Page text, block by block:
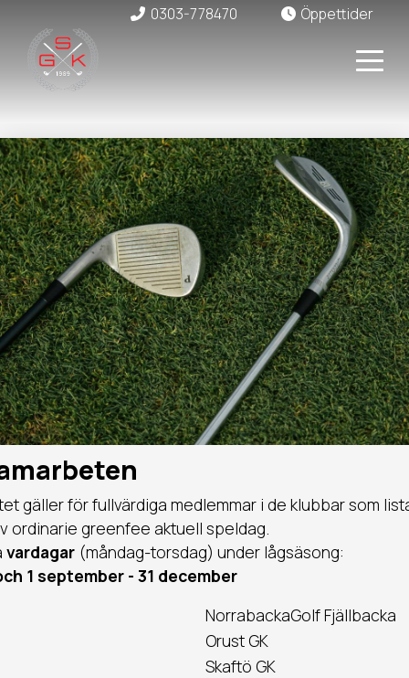
0303-778470 Öppettider
gäller för fullvärdiga medlemmar i de klubbar som
ordinarie greenfee aktuell speldag.
vardagar (måndag-torsdag) under lågsäsong:
1 september - 31 december
NorrabackaGolf Fjällbacka
Orust GK
Skaftö GK